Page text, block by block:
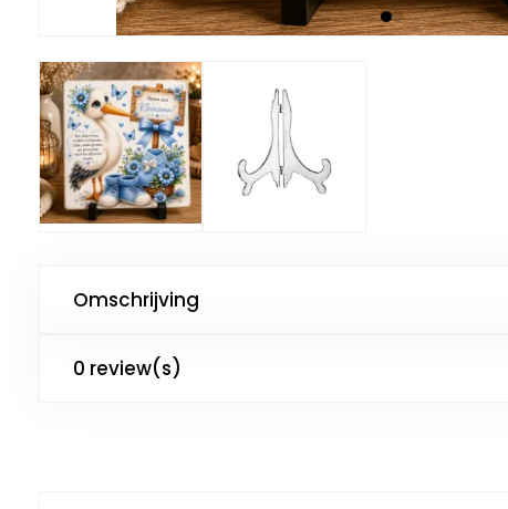
Omschrijving
0 review(s)